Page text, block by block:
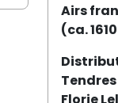
Airs
(ca.
Florie